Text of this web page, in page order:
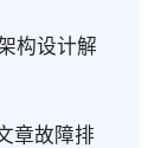
构设计解
章故障排